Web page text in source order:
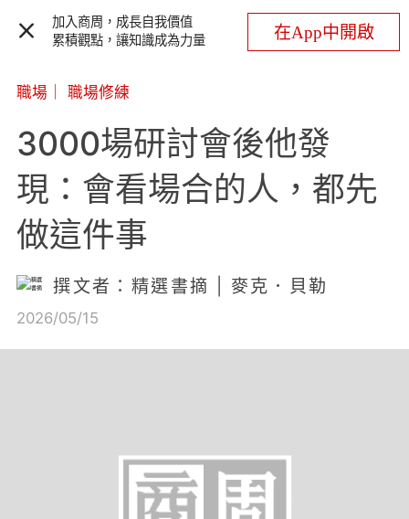
加入商周，成長自我價值
累積觀點，讓知識成為力量
在App中開啟
職場 職場修練
3000場研討會後他發
現：會看場合的人，都先
做這件事
撰文者：精選書摘 | 麥克．貝勒
2026/05/15